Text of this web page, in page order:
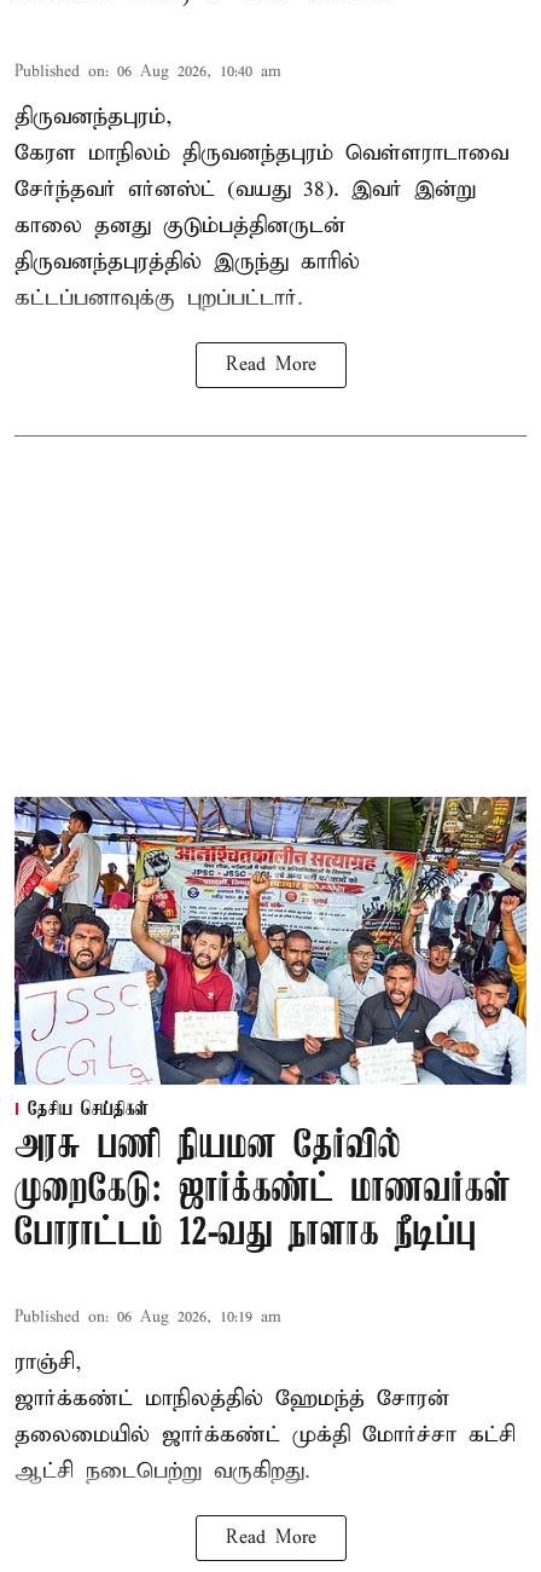
Published on: 06 Aug 2026, 10:40 am
திருவனந்தபுரம்,
கேரள மாநிலம் திருவனந்தபுரம் வெள்ளராடாவை
சேர்ந்தவர் எர்னஸ்ட் (வயது 38). இவர் இன்று
காலை தனது குடும்பத்தினருடன்
திருவனந்தபுரத்தில் இருந்து காரில்
கட்டப்பனாவுக்கு புறப்பட்டார்.
Read More
தேசிய செய்திகள்
அரசு பணி நியமன தேர்வில்
முறைகேடு: ஜார்க்கண்ட் மாணவர்கள்
போராட்டம் 12-வது நாளாக நீடிப்பு
Published on: 06 Aug 2026, 10:19 am
ராஞ்சி,
ஜார்க்கண்ட் மாநிலத்தில் ஹேமந்த் சோரன்
தலைமையில் ஜார்க்கண்ட் முக்தி மோர்ச்சா கட்சி
ஆட்சி நடைபெற்று வருகிறது.
Read More